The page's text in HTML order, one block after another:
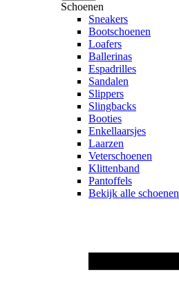
Schoenen
Sneakers
Bootschoenen
Loafers
Ballerinas
Espadrilles
Sandalen
Slippers
Slingbacks
Booties
Enkellaarsjes
Laarzen
Veterschoenen
Klittenband
Pantoffels
Bekijk alle schoenen